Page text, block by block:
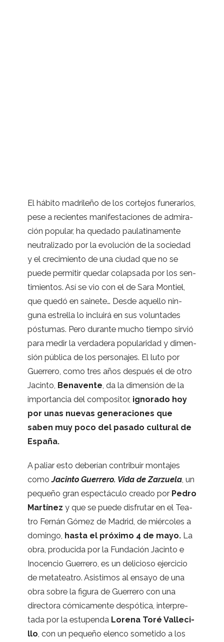
El hábito madri­leño de los cor­te­jos fune­ra­rios,
pese a recien­tes mani­fes­ta­cio­nes de admi­ra­
ción popu­lar, ha que­dado pau­la­ti­na­mente
neu­tra­li­zado por la evo­lu­ción de la socie­dad
y el cre­ci­miento de una ciu­dad que no se
puede per­mi­tir que­dar colap­sada por los sen­
ti­mien­tos. Así se vio con el de Sara Mon­tiel,
que quedó en sai­nete… Desde aque­llo nin­
guna estre­lla lo incluirá en sus volun­ta­des
pós­tu­mas. Pero durante mucho tiempo sir­vió
para medir la ver­da­dera popu­la­ri­dad y dimen­
sión pública de los per­so­na­jes. El luto por
Gue­rrero, como tres años des­pués el de otro
Jacinto, Bena­vente , da la dimen­sión de la
impor­tan­cia del com­po­si­tor, igno­rado hoy
por unas nue­vas gene­ra­cio­nes que
saben muy poco del pasado cul­tu­ral de
España.
A paliar esto debe­rían con­tri­buir mon­ta­jes
comoJacinto Gue­rrero. Vida de Zar­zuela, un
pequeño gran espec­táculo creado por Pedro
Mar­tí­nez y que se puede dis­fru­tar en el Tea­
tro Fer­nán Gómez de Madrid, de miér­co­les a
domingo, hasta el pró­ximo 4 de mayo.La
obra, pro­du­cida por la Fun­da­ción Jacinto e
Inocen­cio Gue­rrero, es un deli­cioso ejer­ci­cio
de meta­tea­tro. Asis­ti­mos al ensayo de una
obra sobre la figura de Gue­rrero con una
direc­tora cómi­ca­mente des­pó­tica, inter­pre­
tada por la estu­penda Lorena Toré Valle­ci­
llo , con un pequeño elenco some­tido a los